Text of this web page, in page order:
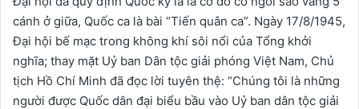
cánh ở giữa, Quốc ca là bài “Tiến quân ca”. Ngày 17/8/1945,
Đại hội bế mạc trong không khí sôi nổi của Tổng khởi
nghĩa; thay mặt Uỷ ban Dân tộc giải phóng Việt Nam, Chủ
tịch Hồ Chí Minh đã đọc lời tuyên thệ: “Chúng tôi là những
người được Quốc dân đại biểu bầu vào Uỷ ban dân tộc giải